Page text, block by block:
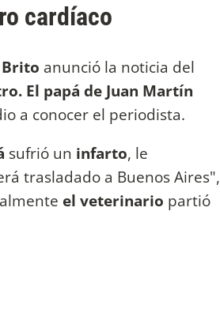
cardíaco
anunció la noticia del
El papá de Juan Martín
a conocer el periodista.
sufrió un infarto, le
trasladado a Buenos Aires",
el veterinario partió